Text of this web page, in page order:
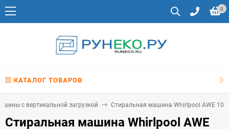
0
КАТАЛОГ ТОВАРОВ
с вертикальной загрузкой Стиральная машина Whirlpool AWE
Стиральная машина Whirlpool AWE